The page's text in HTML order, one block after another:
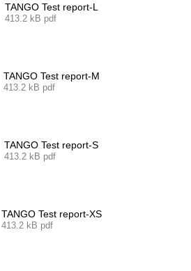
TANGO Test report-L
413.2 kB pdf
TANGO Test report-M
413.2 kB pdf
TANGO Test report-S
413.2 kB pdf
TANGO Test report-XS
413.2 kB pdf